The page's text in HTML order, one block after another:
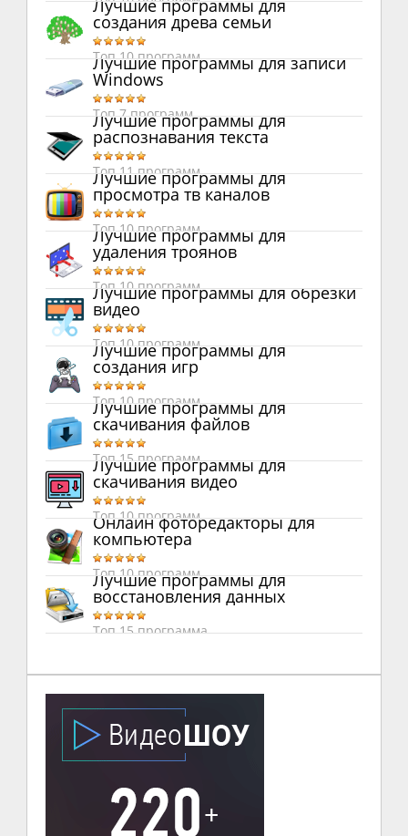
Лучшие программы для
создания древа семьи
Топ 10 программ
Лучшие программы для записи
Windows
Топ 7 программ
Лучшие программы для
распознавания текста
Топ 11 программ
Лучшие программы для
просмотра тв каналов
Топ 10 программ
Лучшие программы для
удаления троянов
Топ 10 программ
Лучшие программы для обрезки
видео
Топ 10 программ
Лучшие программы для
создания игр
Топ 10 программ
Лучшие программы для
скачивания файлов
Топ 15 программ
Лучшие программы для
скачивания видео
Топ 10 программ
Онлайн фоторедакторы для
компьютера
Топ 10 программ
Лучшие программы для
восстановления данных
Топ 15 программа